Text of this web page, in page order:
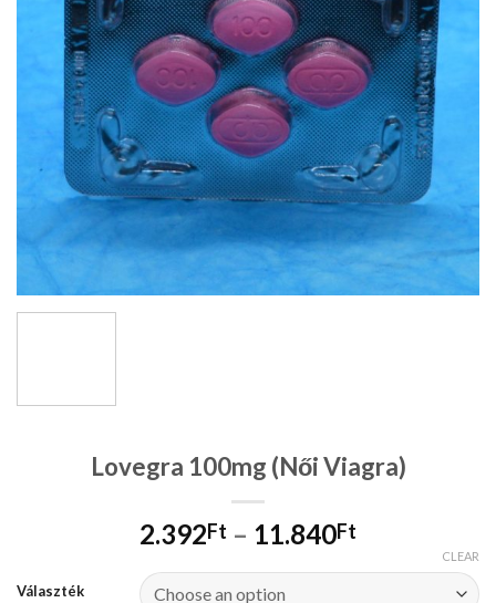
Lovegra 100mg (Női Viagra)
2.392Ft – 11.840Ft
Választék
CLEAR